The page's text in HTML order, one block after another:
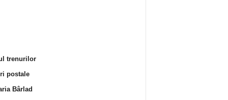
trenurilor
postale
Bârlad